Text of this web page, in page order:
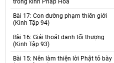
trong kinh Pháp Hoa
Bài 17: Con đường phạm thiên giới
(Kinh Tập 94)
Bài 16: Giải thoát danh tối thượng
(Kinh Tập 93)
Bài 15: Nên làm thiện lời Phật tỏ bày